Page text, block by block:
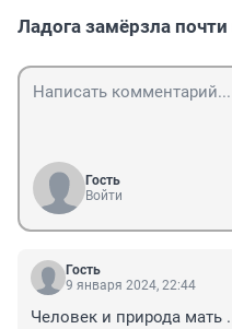
Ладога замёрзла
Гость
Войти
Гость
9 января 2024, 22:44
Человек и природа мать .